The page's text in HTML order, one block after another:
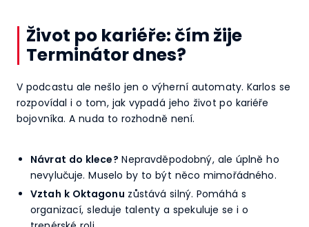
Život po kariéře: čím žije
Terminátor dnes?
V podcastu ale nešlo jen o výherní automaty. Karlos se
rozpovídal i o tom, jak vypadá jeho život po kariéře
bojovníka. A nuda to rozhodně není.
Návrat do klece? Nepravděpodobný, ale úplně ho
nevylučuje. Muselo by to být něco mimořádného.
Vztah k Oktagonu zůstává silný. Pomáhá s
organizací, sleduje talenty a spekuluje se i o